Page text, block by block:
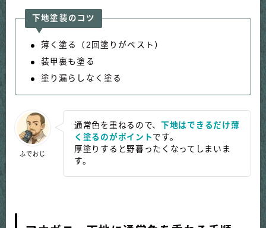
下地塗装のコツ
薄く塗る（2回塗りがベスト）
装甲裏も塗る
塗り漏らしなく塗る
ふでおじ
通常色を重ねるので、 下地はできるだけ薄
く塗るのがポイント です。
厚塗りすると野暮ったくなってしまいま
す。